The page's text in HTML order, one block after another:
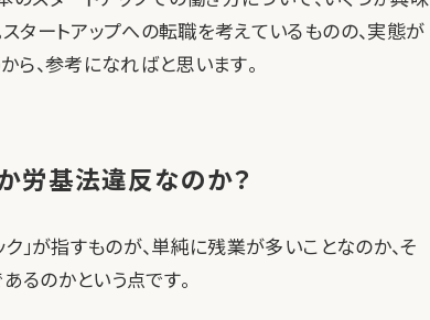
タートアップへの転職を考えているものの、実態が
ら、参考になればと思います。
労基法違反なのか？
」が指すものが、単純に残業が多いことなのか、そ
るのかという点です。